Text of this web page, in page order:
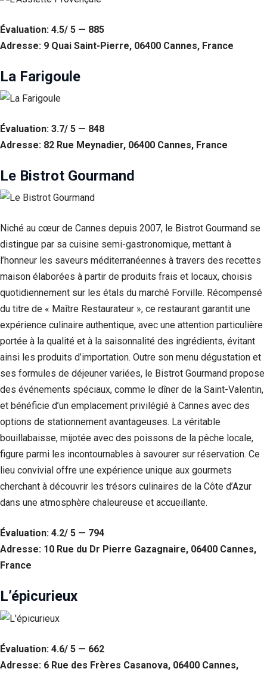
Évaluation: 4.5/ 5 — 885
Adresse: 9 Quai Saint-Pierre, 06400 Cannes, France
La Farigoule
Évaluation: 3.7/ 5 — 848
Adresse: 82 Rue Meynadier, 06400 Cannes, France
Le Bistrot Gourmand
Niché au cœur de Cannes depuis 2007, le Bistrot Gourmand se
distingue par sa cuisine semi-gastronomique, mettant à
l’honneur les saveurs méditerranéennes à travers des recettes
maison élaborées à partir de produits frais et locaux, choisis
quotidiennement sur les étals du marché Forville. Récompensé
du titre de « Maître Restaurateur », ce restaurant garantit une
expérience culinaire authentique, avec une attention particulière
portée à la qualité et à la saisonnalité des ingrédients, évitant
ainsi les produits d’importation. Outre son menu dégustation et
ses formules de déjeuner variées, le Bistrot Gourmand propose
des événements spéciaux, comme le dîner de la Saint-Valentin,
et bénéficie d’un emplacement privilégié à Cannes avec des
options de stationnement avantageuses. La véritable
bouillabaisse, mijotée avec des poissons de la pêche locale,
figure parmi les incontournables à savourer sur réservation. Ce
lieu convivial offre une expérience unique aux gourmets
cherchant à découvrir les trésors culinaires de la Côte d’Azur
dans une atmosphère chaleureuse et accueillante.
Évaluation: 4.2/ 5 — 794
Adresse: 10 Rue du Dr Pierre Gazagnaire, 06400 Cannes,
France
L’épicurieux
Évaluation: 4.6/ 5 — 662
Adresse: 6 Rue des Frères Casanova, 06400 Cannes,